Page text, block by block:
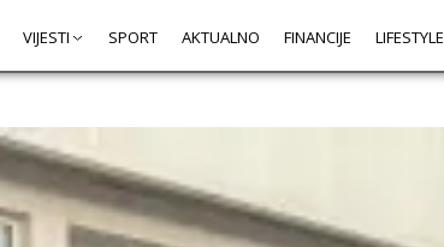
VIJESTI SPORT AKTUALNO FINANCIJE LIFESTYLE